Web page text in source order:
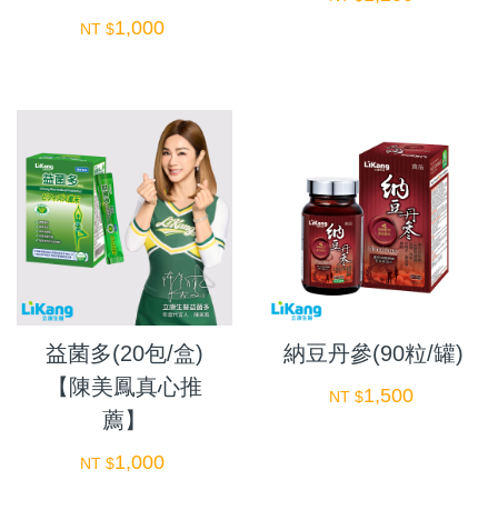
NT $1,000
益菌多(20包/盒)
【陳美鳳真心推
薦】
NT $1,000
納豆丹參(90粒/罐)
NT $1,500